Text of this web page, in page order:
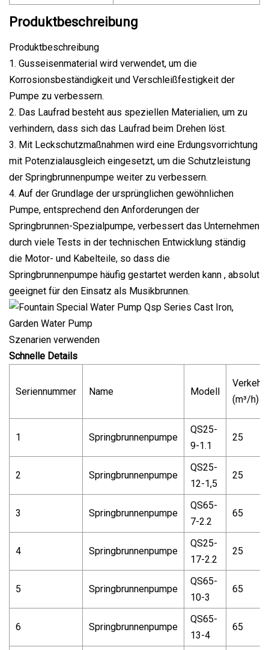
Produktbeschreibung
Produktbeschreibung
1. Gusseisenmaterial wird verwendet, um die
Korrosionsbeständigkeit und Verschleißfestigkeit der
Pumpe zu verbessern.
2. Das Laufrad besteht aus speziellen Materialien, um zu
verhindern, dass sich das Laufrad beim Drehen löst.
3. Mit Leckschutzmaßnahmen wird eine Erdungsvorrichtung
mit Potenzialausgleich eingesetzt, um die Schutzleistung
der Springbrunnenpumpe weiter zu verbessern.
4. Auf der Grundlage der ursprünglichen gewöhnlichen
Pumpe, entsprechend den Anforderungen der
Springbrunnen-Spezialpumpe, verbessert das Unternehmen
durch viele Tests in der technischen Entwicklung ständig
die Motor- und Kabelteile, so dass die
Springbrunnenpumpe häufig gestartet werden kann , absolut
geeignet für den Einsatz als Musikbrunnen.
Szenarien verwenden
Schnelle Details
Seriennummer Name Modell
Verkehr
(m³/h)
1 Springbrunnenpumpe
QS25-
9-1.1
25
2 Springbrunnenpumpe
QS25-
12-1,5
25
3 Springbrunnenpumpe
QS65-
7-2.2
65
4 Springbrunnenpumpe
QS25-
17-2.2
25
5 Springbrunnenpumpe
QS65-
10-3
65
6 Springbrunnenpumpe
QS65-
13-4
65